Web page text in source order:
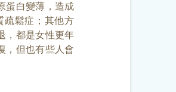
蛋白變薄，造成
疏鬆症；其他方
，都是女性更年
，但也有些人會